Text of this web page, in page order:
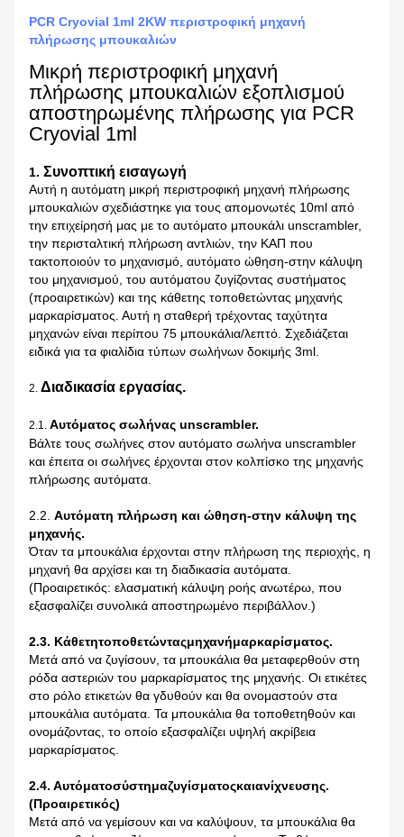
PCR Cryovial 1ml 2KW περιστροφική μηχανή
πλήρωσης μπουκαλιών
Μικρή περιστροφική μηχανή
πλήρωσης μπουκαλιών εξοπλισμού
αποστηρωμένης πλήρωσης για PCR
Cryovial 1ml
1. Συνοπτική εισαγωγή
Αυτή η αυτόματη μικρή περιστροφική μηχανή πλήρωσης
μπουκαλιών σχεδιάστηκε για τους απομονωτές 10ml από
την επιχείρησή μας με το αυτόματο μπουκάλι unscrambler,
την περισταλτική πλήρωση αντλιών, την ΚΑΠ που
τακτοποιούν το μηχανισμό, αυτόματο ώθηση-στην κάλυψη
του μηχανισμού, του αυτόματου ζυγίζοντας συστήματος
(προαιρετικών) και της κάθετης τοποθετώντας μηχανής
μαρκαρίσματος. Αυτή η σταθερή τρέχοντας ταχύτητα
μηχανών είναι περίπου 75 μπουκάλια/λεπτό. Σχεδιάζεται
ειδικά για τα φιαλίδια τύπων σωλήνων δοκιμής 3ml.
2. Διαδικασία εργασίας.
2.1. Αυτόματος σωλήνας unscrambler.
Βάλτε τους σωλήνες στον αυτόματο σωλήνα unscrambler
και έπειτα οι σωλήνες έρχονται στον κολπίσκο της μηχανής
πλήρωσης αυτόματα.
2.2. Αυτόματη πλήρωση και ώθηση-στην κάλυψη της
μηχανής.
Όταν τα μπουκάλια έρχονται στην πλήρωση της περιοχής, η
μηχανή θα αρχίσει και τη διαδικασία αυτόματα.
(Προαιρετικός: ελασματική κάλυψη ροής ανωτέρω, που
εξασφαλίζει συνολικά αποστηρωμένο περιβάλλον.)
2.3. Κάθετητοποθετώνταςμηχανήμαρκαρίσματος.
Μετά από να ζυγίσουν, τα μπουκάλια θα μεταφερθούν στη
ρόδα αστεριών του μαρκαρίσματος της μηχανής. Οι ετικέτες
στο ρόλο ετικετών θα γδυθούν και θα ονομαστούν στα
μπουκάλια αυτόματα. Τα μπουκάλια θα τοποθετηθούν και
ονομάζοντας, το οποίο εξασφαλίζει υψηλή ακρίβεια
μαρκαρίσματος.
2.4. Αυτόματοσύστημαζυγίσματοςκαιανίχνευσης.
(Προαιρετικός)
Μετά από να γεμίσουν και να καλύψουν, τα μπουκάλια θα